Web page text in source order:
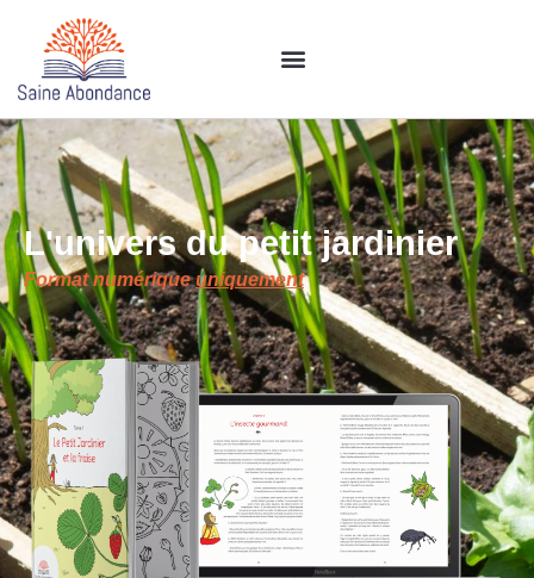
L'univers du petit jardinier
Format numériqueuniquement